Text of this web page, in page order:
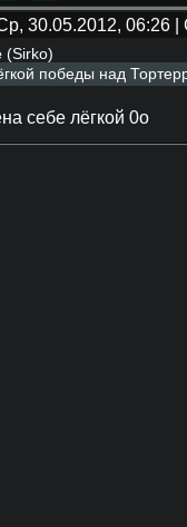
30.05.2012, 06:26
(Sirko)
победы над
себе лёгкой 0о